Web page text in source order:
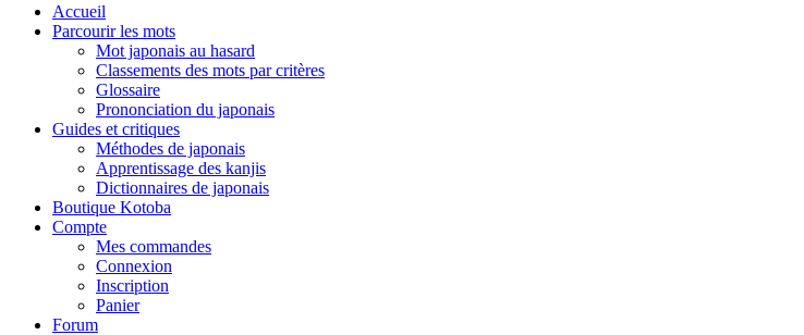
Accueil
Parcourir les mots
Mot japonais au hasard
Classements des mots par critères
Glossaire
Prononciation du japonais
Guides et critiques
Méthodes de japonais
Apprentissage des kanjis
Dictionnaires de japonais
Boutique Kotoba
Compte
Mes commandes
Connexion
Inscription
Panier
Forum